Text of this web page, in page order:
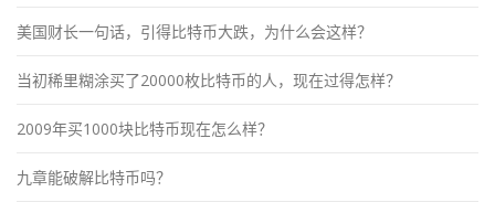
美国财长一句话，引得比特币大跌，为什么会这样？
当初稀里糊涂买了20000枚比特币的人，现在过得怎样？
2009年买1000块比特币现在怎么样？
九章能破解比特币吗？